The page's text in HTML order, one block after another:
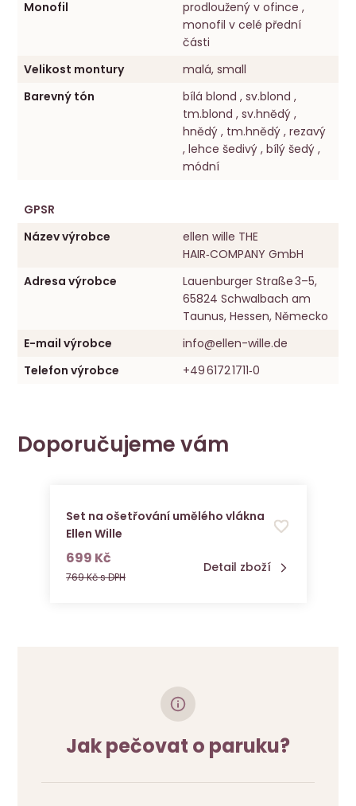
Monofil
prodloužený v ofince ,
monofil v celé přední
části
Velikost montury
malá, small
Barevný tón
bílá blond , sv.blond ,
tm.blond , sv.hnědý ,
hnědý , tm.hnědý , rezavý
, lehce šedivý , bílý šedý ,
módní
GPSR
Název výrobce
ellen wille THE
HAIR‑COMPANY GmbH
Adresa výrobce
Lauenburger Straße 3–5,
65824 Schwalbach am
Taunus, Hessen, Německo
E-mail výrobce
info@ellen-wille.de
Telefon výrobce
+49 6172 1711‑0
Doporučujeme vám
Set na ošetřování umělého vlákna
Ellen Wille
699 Kč
769 Kč s DPH
Detail zboží
Jak pečovat o paruku?